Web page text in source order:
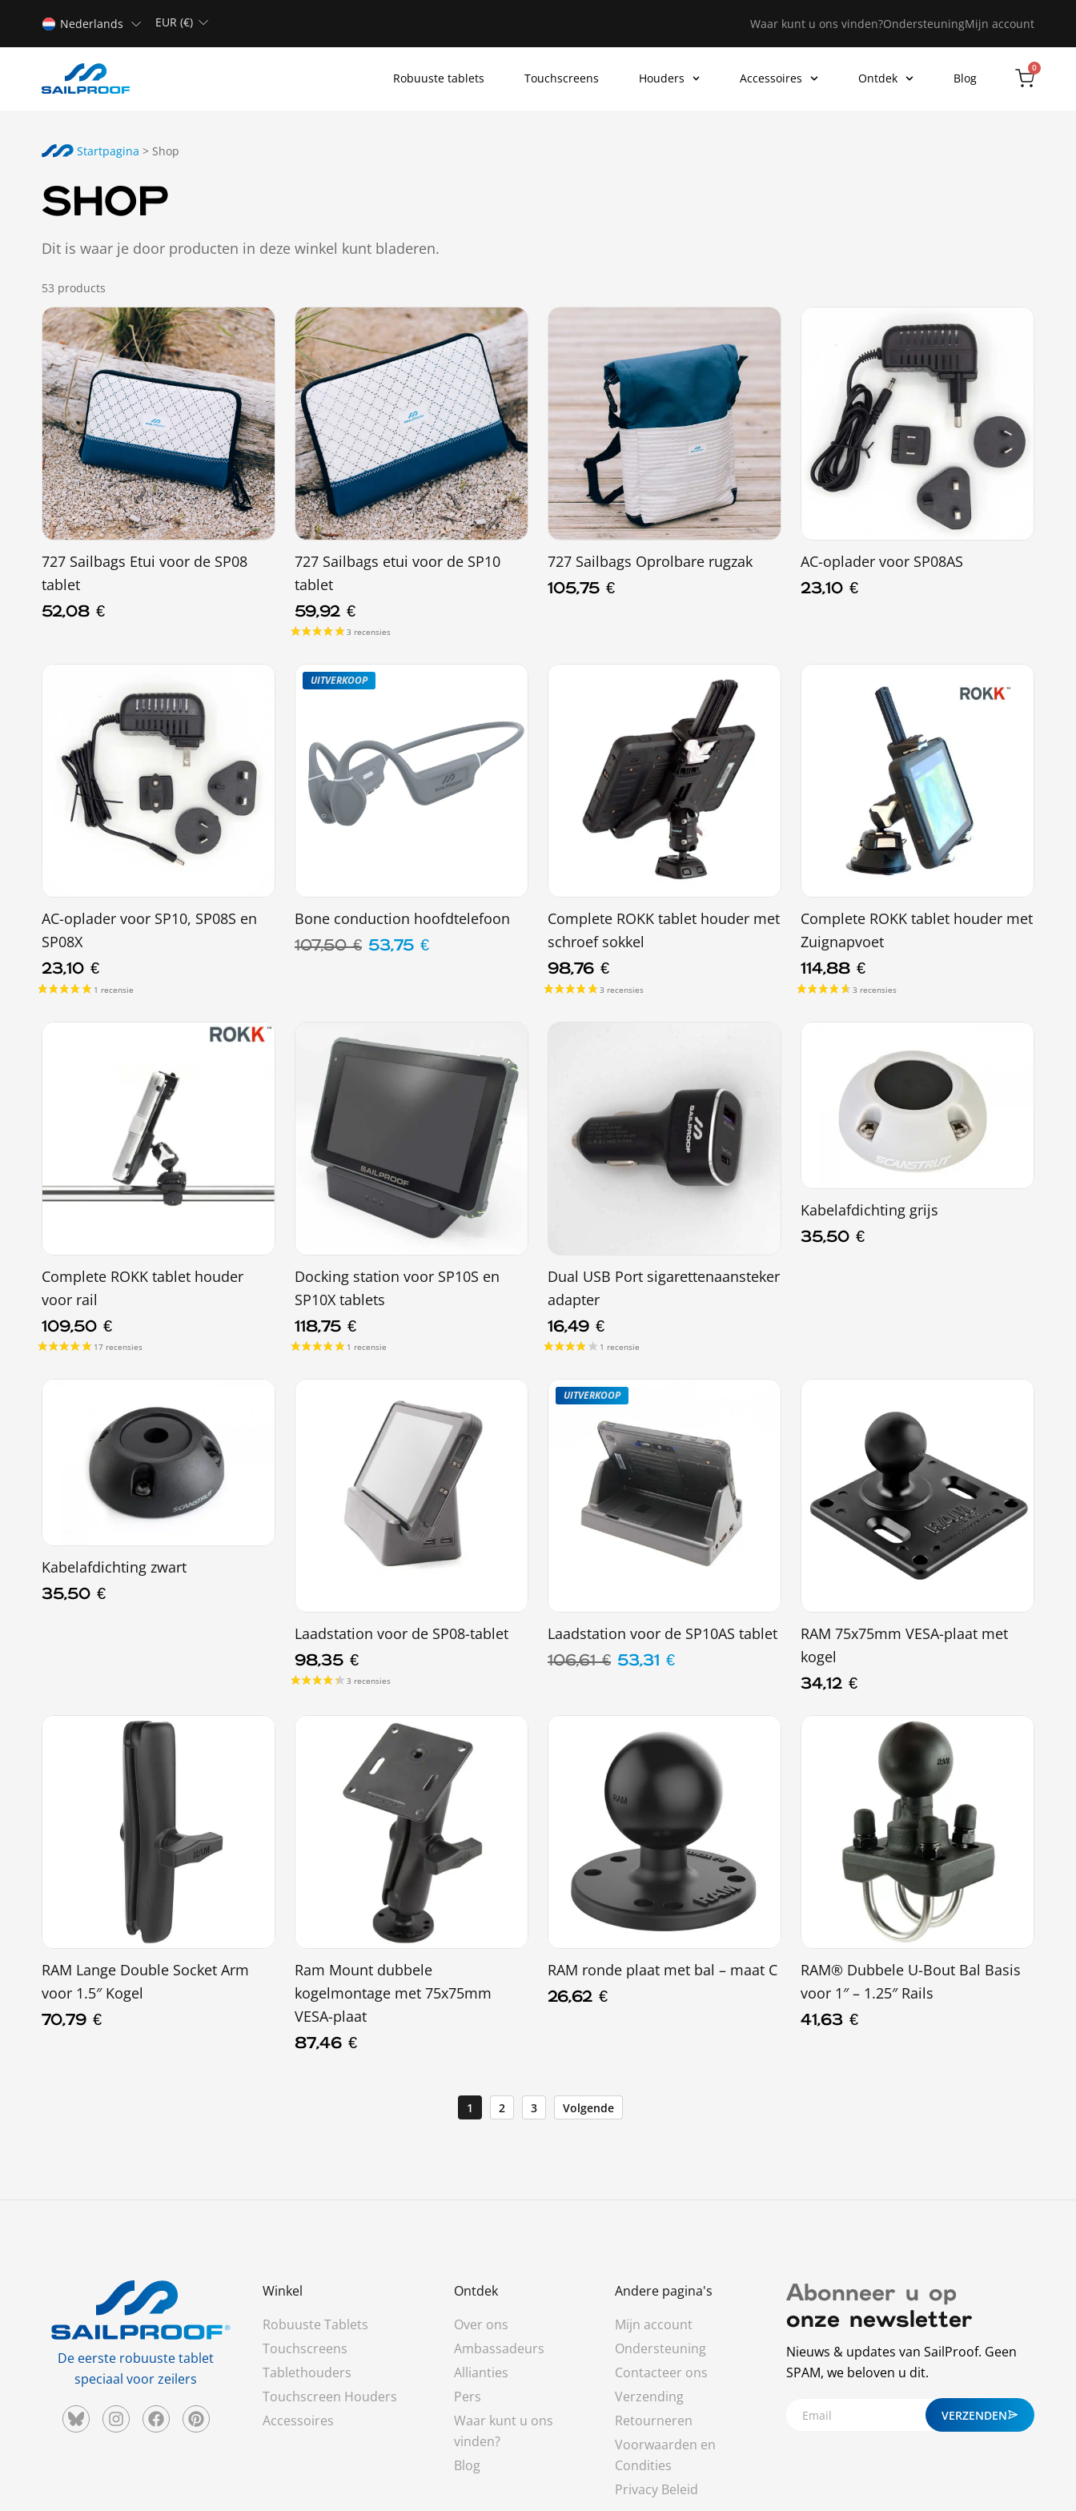
Nederlands EUR (€) Waar kunt u ons vinden?OndersteuningMijn account
Robuuste tablets Touchscreens Houders Accessoires Ontdek Blog
0
Startpagina > Shop
SHOP
Dit is waar je door producten in deze winkel kunt bladeren.
53 products
727 Sailbags Etui voor de SP08
tablet
52,08 €
727 Sailbags etui voor de SP10
tablet
59,92 €
727 Sailbags Oprolbare rugzak
105,75 €
AC-oplader voor SP08AS
23,10 €
AC-oplader voor SP10, SP08S en
SP08X
23,10 €
UITVERKOOP
Bone conduction hoofdtelefoon
107,50€ 53,75 €
Complete ROKK tablet houder met
schroef sokkel
98,76 €
Complete ROKK tablet houder met
Zuignapvoet
114,88 €
Complete ROKK tablet houder
voor rail
109,50 €
Docking station voor SP10S en
SP10X tablets
118,75 €
Dual USB Port sigarettenaansteker
adapter
16,49 €
Kabelafdichting grijs
35,50 €
Kabelafdichting zwart
35,50 €
Laadstation voor de SP08-tablet
98,35 €
UITVERKOOP
Laadstation voor de SP10AS tablet
106,61€ 53,31 €
RAM 75x75mm VESA-plaat met
kogel
34,12 €
RAM Lange Double Socket Arm
voor 1.5″ Kogel
70,79 €
Ram Mount dubbele
kogelmontage met 75x75mm
VESA-plaat
87,46 €
RAM ronde plaat met bal – maat C
26,62 €
RAM® Dubbele U-Bout Bal Basis
voor 1″ – 1.25″ Rails
41,63 €
1 2 3 Volgende
De eerste robuuste tablet
speciaal voor zeilers
Winkel
Robuuste Tablets
Touchscreens
Tablethouders
Touchscreen Houders
Accessoires
Ontdek
Over ons
Ambassadeurs
Allianties
Pers
Waar kunt u ons
vinden?
Blog
Andere pagina's
Mijn account
Ondersteuning
Contacteer ons
Verzending
Retourneren
Voorwaarden en
Condities
Privacy Beleid
Abonneer u op
onze newsletter
Nieuws & updates van SailProof. Geen
SPAM, we beloven u dit.
VERZENDEN